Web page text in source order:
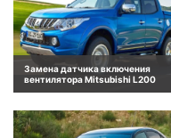
Замена датчика включения
вентилятора Mitsubishi L200